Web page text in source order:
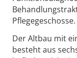
Pflegegeschosse.
Der Altbau mit
besteht aus